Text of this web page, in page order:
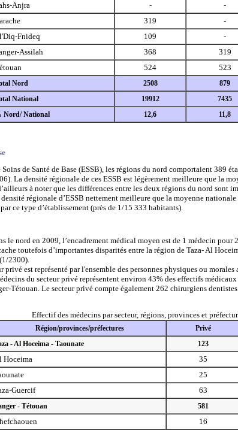
Anjra
- -
319 -
Fnideq
109 -
Assilah
368 319
524 523
Nord 2508 879
National
19912 7435
Nord/ National
12,6 11,8
de Santé de Base (ESSB), les régions du nord comportaient 389
La densité régionale de ces ESSB est légèrement meilleure que la
à noter que les différences entre les deux régions du nord sont
régionale d’ESSB nettement meilleure que la moyenne
ce type d’établissement (près de 1/15 333 habitants).
le nord en 2009, l’encadrement médical moyen est de 1 médecin
toutefois d’importantes disparités entre la région de Taza- Al
2300).
est représenté par l'ensemble des personnes physiques ou
du secteur privé représentent environ 43% des effectifs
Tétouan. Le secteur privé compte également 262 chirurgiens
Effectif des médecins par secteur, régions, provinces et
Région/provinces/préfectures Privé
- Al Hoceima - Taounate
123
Hoceima 35
25
Guercif
63
- Tétouan 581
16